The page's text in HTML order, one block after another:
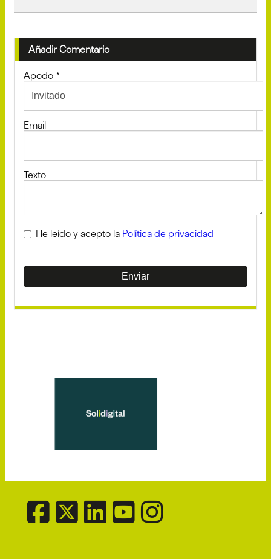
Añadir Comentario
Apodo *
Email
Texto
He leído y acepto la Política de privacidad
Enviar